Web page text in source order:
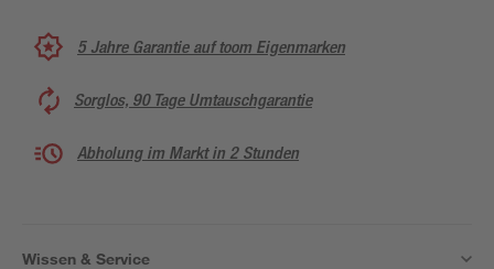
5 Jahre Garantie auf toom Eigenmarken
Sorglos, 90 Tage Umtauschgarantie
Abholung im Markt in 2 Stunden
Wissen & Service